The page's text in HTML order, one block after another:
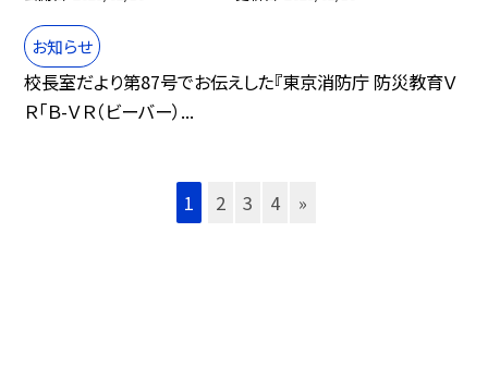
お知らせ
校長室だより第87号でお伝えした『東京消防庁 防災教育Ｖ
Ｒ「Ｂ-ＶＲ（ビーバー）...
1 2 3 4 »